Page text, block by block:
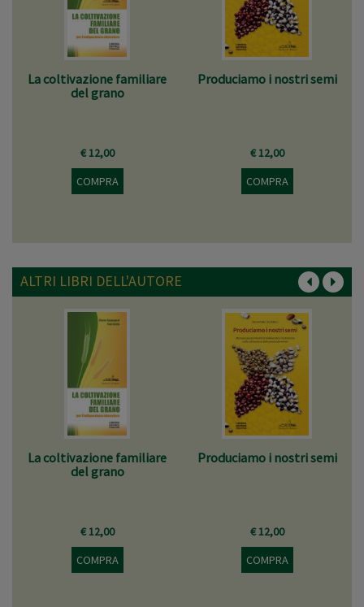
La coltivazione familiare
del grano
€ 12,00
COMPRA
Produciamo i nostri semi
€ 12,00
COMPRA
ALTRI LIBRI DELL'AUTORE
La coltivazione familiare
del grano
€ 12,00
COMPRA
Produciamo i nostri semi
€ 12,00
COMPRA